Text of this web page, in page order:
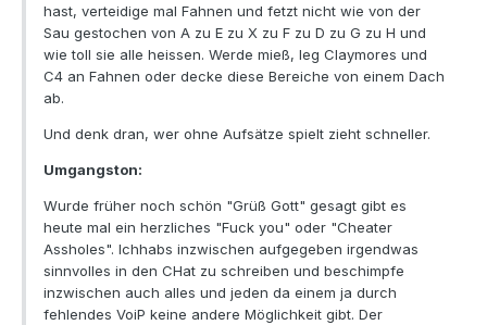
hast, verteidige mal Fahnen und fetzt nicht wie von der
Sau gestochen von A zu E zu X zu F zu D zu G zu H und
wie toll sie alle heissen. Werde mieß, leg Claymores und
C4 an Fahnen oder decke diese Bereiche von einem Dach
ab.
Und denk dran, wer ohne Aufsätze spielt zieht schneller.
Umgangston:
Wurde früher noch schön "Grüß Gott" gesagt gibt es
heute mal ein herzliches "Fuck you" oder "Cheater
Assholes". Ichhabs inzwischen aufgegeben irgendwas
sinnvolles in den CHat zu schreiben und beschimpfe
inzwischen auch alles und jeden da einem ja durch
fehlendes VoiP keine andere Möglichkeit gibt. Der